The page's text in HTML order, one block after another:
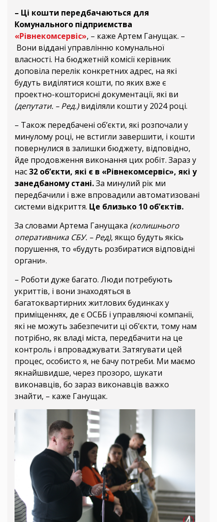
– Ці кошти передбачаються для
Комунального підприємства
«Рівнекомсервіс», – каже Артем Ганущак. –
Вони віддані управлінню комунальної
власності. На бюджетній комісії керівник
доповіла перелік конкретних адрес, на які
будуть виділятися кошти, по яких вже є
проектно-кошторисні документації, які ви
(депутати. – Ред.)виділяли кошти у 2024 році.
– Також передбачені об’єкти, які розпочали у
минулому році, не встигли завершити, і кошти
повернулися в залишки бюджету, відповідно,
йде продовження виконання цих робіт. Зараз у
нас32 об’єкти, які є в «Рівнекомсервіс», які у
занедбаному стані.За минулий рік ми
передбачили і вже впровадили автоматизовані
системи відкриття. Це близько 10 об’єктів.
За словами Артема Ганущака (колишнього
оперативника СБУ. – Ред), якщо будуть якісь
порушення, то «будуть розбиратися відповідні
органи».
– Роботи дуже багато. Люди потребують
укриттів, і вони знаходяться в
багатоквартирних житлових будинках у
приміщеннях, де є ОСББ і управляючі компанії,
які не можуть забезпечити ці об’єкти, тому нам
потрібно, як владі міста, передбачити на це
контроль і впроваджувати. Затягувати цей
процес, особисто я, не бачу потреби. Ми маємо
якнайшвидше, через прозоро, шукати
виконавців, бо зараз виконавців важко
знайти, – каже Ганущак.